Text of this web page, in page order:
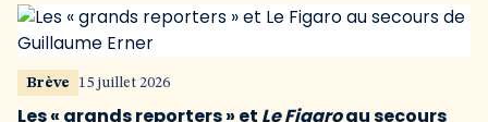
Brève 15 juillet 2026
Les « grands reporters » et Le Figaroau secours